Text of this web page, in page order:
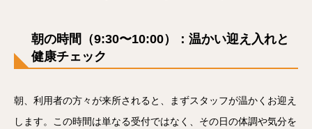
朝の時間（9:30〜10:00）：温かい迎え入れと
健康チェック
朝、利用者の方々が来所されると、まずスタッフが温かくお迎え
します。この時間は単なる受付ではなく、その日の体調や気分を